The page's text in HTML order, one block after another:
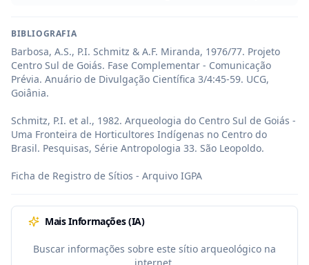
BIBLIOGRAFIA
Barbosa, A.S., P.I. Schmitz & A.F. Miranda, 1976/77. Projeto
Centro Sul de Goiás. Fase Complementar - Comunicação
Prévia. Anuário de Divulgação Científica 3/4:45-59. UCG,
Goiânia.
Schmitz, P.I. et al., 1982. Arqueologia do Centro Sul de Goiás -
Uma Fronteira de Horticultores Indígenas no Centro do
Brasil. Pesquisas, Série Antropologia 33. São Leopoldo.
Ficha de Registro de Sítios - Arquivo IGPA
Mais Informações (IA)
Buscar informações sobre este sítio arqueológico na